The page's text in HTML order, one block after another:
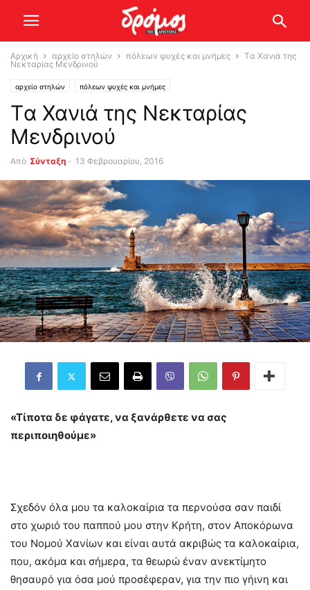
Αρχική αρχείο στηλών πόλεων ψυχές και μνήμες
Tα Χανιά της
Νεκταρίας Μενδρινού
αρχείο στηλών πόλεων ψυχές και μνήμες
Tα Χανιά της Νεκταρίας
Μενδρινού
Από Σύνταξη - 13 Φεβρουαρίου, 2016
«Τίποτα δε φάγατε, να ξανάρθετε να σας
περιποιηθούμε»
Σχεδόν όλα μου τα καλοκαίρια τα περνούσα σαν παιδί
στο χωριό του παππού μου στην Κρήτη, στον Αποκόρωνα
του Νομού Χανίων και είναι αυτά ακριβώς τα καλοκαίρια,
που, ακόμα και σήμερα, τα θεωρώ έναν ανεκτίμητο
θησαυρό για όσα μού προσέφεραν, για την πιο γήινη και